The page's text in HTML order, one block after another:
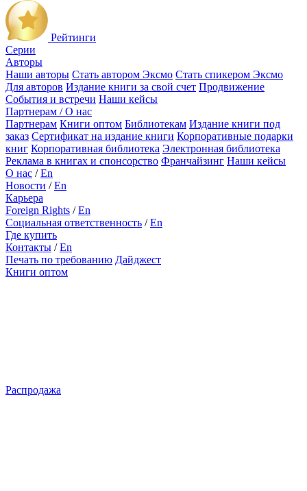
Рейтинги
Серии
Авторы
Наши авторы Стать автором Эксмо Стать спикером Эксмо
Для авторов Издание книги за свой счет Продвижение
События и встречи Наши кейсы
Партнерам / О нас
Партнерам Книги оптом Библиотекам Издание книги под
заказ Сертификат на издание книги Корпоративные подарки
книг Корпоративная библиотека Электронная библиотека
Реклама в книгах и спонсорство Франчайзинг Наши кейсы
О нас /En
Новости /En
Карьера
Foreign Rights /En
Социальная ответственность /En
Где купить
Контакты /En
Печать по требованию Дайджест
Книги оптом
Распродажа